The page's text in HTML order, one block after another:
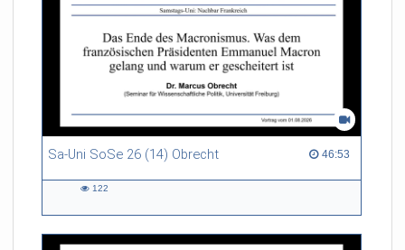
Sa-Uni SoSe 26 (14) Obrecht 46:53
46:53 duration
122